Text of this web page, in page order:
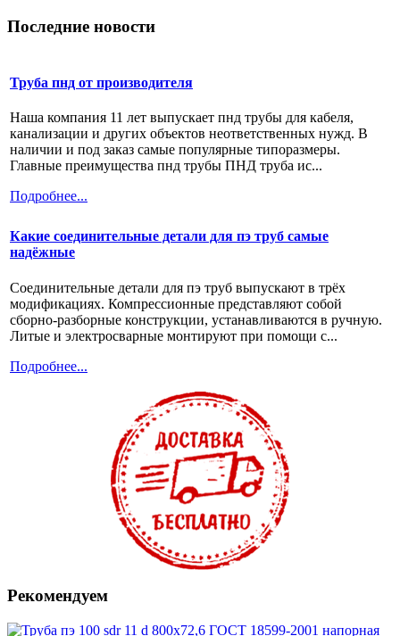
Последние новости
Труба пнд от производителя
Наша компания 11 лет выпускает пнд трубы для кабеля,
канализации и других объектов неответственных нужд. В
наличии и под заказ самые популярные типоразмеры.
Главные преимущества пнд трубы ПНД труба ис...
Подробнее...
Какие соединительные детали для пэ труб самые
надёжные
Соединительные детали для пэ труб выпускают в трёх
модификациях. Компрессионные представляют собой
сборно-разборные конструкции, устанавливаются в ручную.
Литые и электросварные монтируют при помощи с...
Подробнее...
Рекомендуем